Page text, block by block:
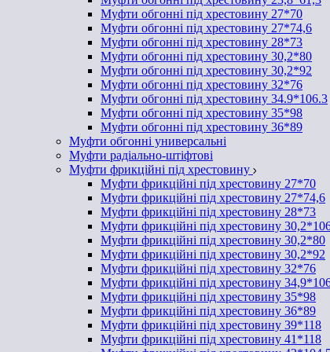
Муфти обгонні під хрестовину 27*70
Муфти обгонні під хрестовину 27*74,6
Муфти обгонні під хрестовину 28*73
Муфти обгонні під хрестовину 30,2*80
Муфти обгонні під хрестовину 30,2*92
Муфти обгонні під хрестовину 32*76
Муфти обгонні під хрестовину 34.9*106.3
Муфти обгонні під хрестовину 35*98
Муфти обгонні під хрестовину 36*89
Муфти обгонні универсальні
Муфти радіально-штіфтові
Муфти фрикційні під хрестовину
Муфти фрикційні під хрестовину 27*70
Муфти фрикційні під хрестовину 27*74,6
Муфти фрикційні під хрестовину 28*73
Муфти фрикційні під хрестовину
Муфти фрикційні під хрестовину 30,2*80
Муфти фрикційні під хрестовину 30,2*92
Муфти фрикційні під хрестовину 32*76
Муфти фрикційні під хрестовину
Муфти фрикційні під хрестовину 35*98
Муфти фрикційні під хрестовину 36*89
Муфти фрикційні під хрестовину 39*118
Муфти фрикційні під хрестовину 41*118